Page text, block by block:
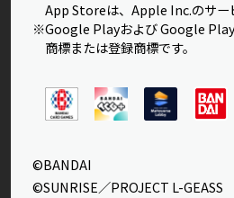
App Storeは、Apple Inc.のサー
※Google Playおよび Google
商標または登録商標です。
©BANDAI
©SUNRISE／PROJECT L-